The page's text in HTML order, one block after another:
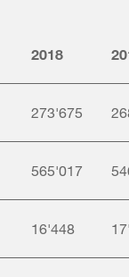
2018
273'675
565'017
16'448